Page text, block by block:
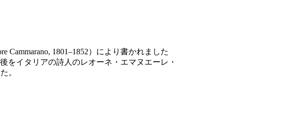
1801–1852）により書かれました
をイタリアの詩人のレオーネ・エマヌエーレ・
。